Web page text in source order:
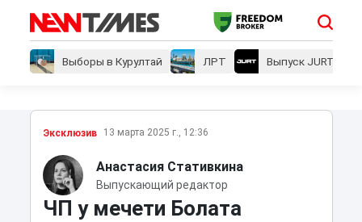
Выборы в Курултай ЛРТ Выпуск JURT
Эксклюзив 13 марта 2025 г., 12:36
Анастасия Стативкина
Выпускающий редактор
ЧП у мечети Болата